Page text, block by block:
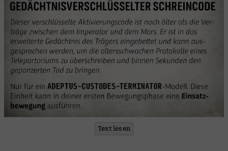
Text lesen